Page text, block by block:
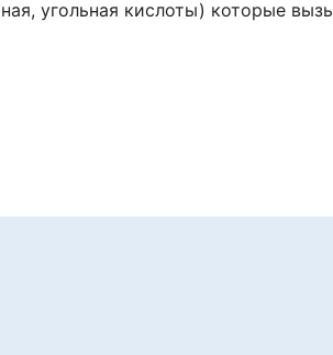
угольная кислоты) которые